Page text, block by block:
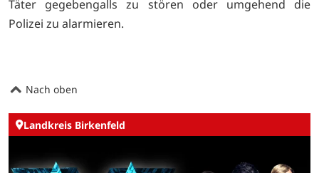
Täter gegebengalls zu stören oder umgehend die
Polizei zu alarmieren.
Nach oben
Landkreis Birkenfeld